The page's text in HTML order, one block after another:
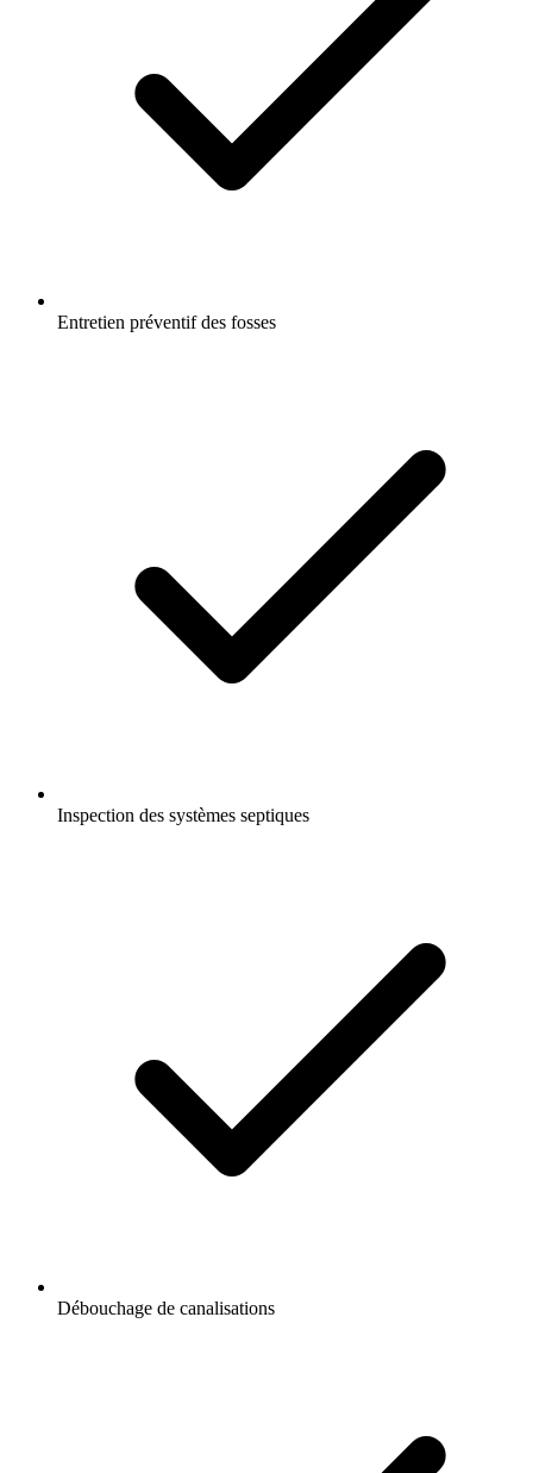
Entretien préventif des fosses
Inspection des systèmes septiques
Débouchage de canalisations